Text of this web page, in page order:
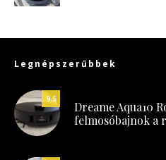
Legnépszerűbbek
9.5
Dreame Aqua10
felmosóbajnok a